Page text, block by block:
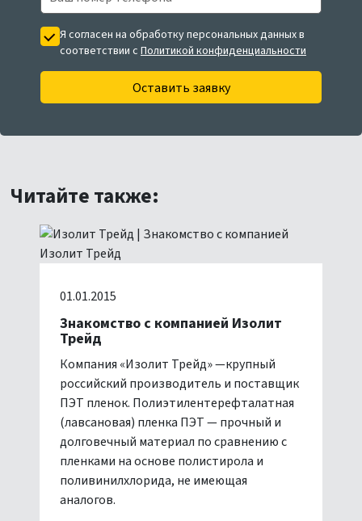
Я согласен на обработку персональных данных в
соответствии с Политикой конфиденциальности
Оставить заявку
Читайте также:
01.01.2015
Знакомство с компанией Изолит
Трейд
Компания «Изолит Трейд» —крупный
российский производитель и поставщик
ПЭТ пленок. Полиэтилентерефталатная
(лавсановая) пленка ПЭТ — прочный и
долговечный материал по сравнению с
пленками на основе полистирола и
поливинилхлорида, не имеющая
аналогов.